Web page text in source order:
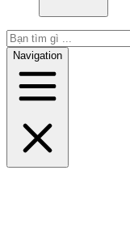
Navigation